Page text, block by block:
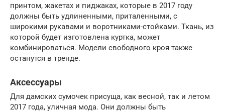
принтом, жакетах и пиджаках, которые в 2017 году
должны быть удлиненными, приталенными, с
широкими рукавами и воротниками-стойками. Ткань, из
которой будет изготовлена куртка, может
комбинироваться. Модели свободного кроя также
останутся в тренде.
Аксессуары
Для дамских сумочек присуща, как весной, так и летом
2017 года, уличная мода. Они должны быть